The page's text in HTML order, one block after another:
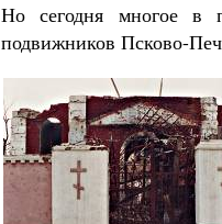
Но сегодня многое
подвижников Псково-